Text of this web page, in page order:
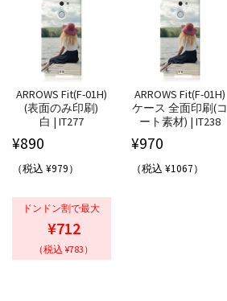
ARROWS Fit(F-01H)
(表面のみ印刷)
白 | IT277
¥890
（税込 ¥979）
ドンドン割で最大
¥712
（税込 ¥783）
ARROWS Fit(F-01H)
ケース 全面印刷(コ
ート素材) | IT238
¥970
（税込 ¥1067）